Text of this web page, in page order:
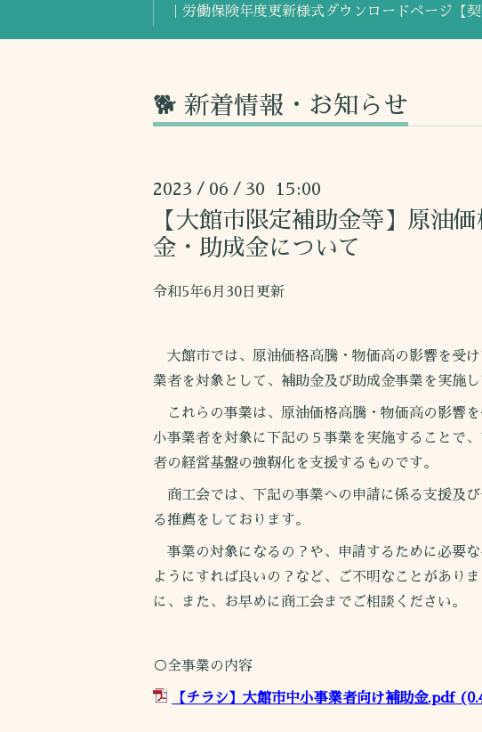
｜労働保険年度更新様式ダウンロードページ【契
🐕 新着情報・お知らせ
2023 / 06 / 30 15:00
【大館市限定補助金等】原油
金・助成金について
令和5年6月30日更新
大館市では、原油価格高騰・物価高の影響を受
業者を対象として、補助金及び助成金事業を実施し
これらの事業は、原油価格高騰・物価高の影響
小事業者を対象に下記の５事業を実施することで
者の経営基盤の強靭化を支援するものです。
商工会では、下記の事業への申請に係る支援及
る推薦をしております。
事業の対象になるの？や、申請するために必要な
ようにすれば良いの？など、ご不明なことがあり
に、また、お早めに商工会までご相談ください。
○全事業の内容
【チラシ】大館市中小事業者向け補助金.pdf